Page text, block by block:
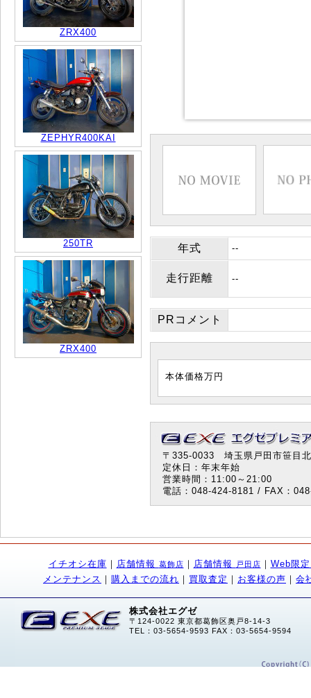
ZRX400
ZEPHYR400KAI
250TR
ZRX400
年式 --
走行距離 --
PRコメント
本体価格万円
〒335-0033 埼玉県戸田市笹目
定休日：年末年始
営業時間：11:00～21:00
電話：048-424-8181 / FAX：
イチオシ在庫 ｜ 店舗情報 葛飾店 ｜ 店舗情報 戸田店 ｜ Web限
メンテナンス ｜ 購入までの流れ ｜ 買取査定 ｜ お客様の声 ｜ 会
株式会社エグゼ
〒124-0022 東京都葛飾区奥戸8-14-3
TEL：03-5654-9593 FAX：03-5654-9594